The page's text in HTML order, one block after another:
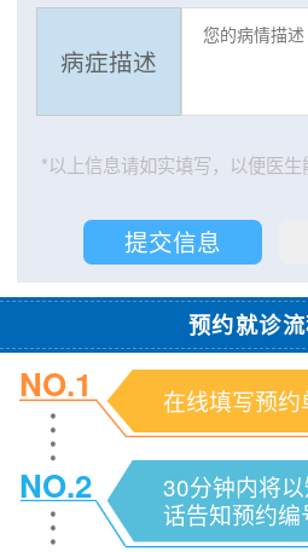
病症描述
*以上信息请如实填写，以便医生
预约就诊
NO.1 在线填写预约
NO.2
30分钟内将
话告知预约编